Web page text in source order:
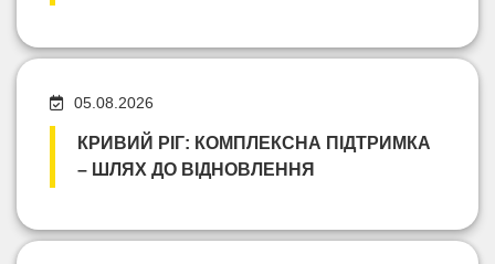
05.08.2026
КРИВИЙ РІГ: КОМПЛЕКСНА ПІДТРИМКА
– ШЛЯХ ДО ВІДНОВЛЕННЯ